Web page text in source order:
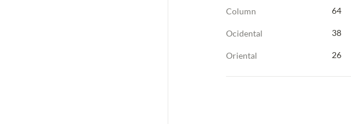
Column 64
Ocidental 38
Oriental 26